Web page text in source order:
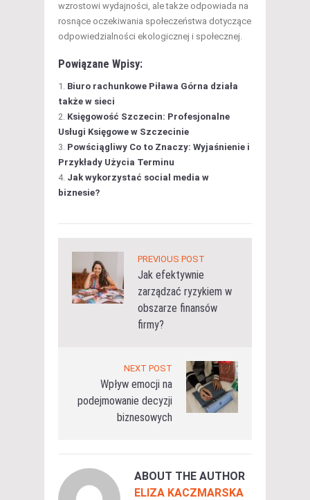
wzrostowi wydajności, ale także odpowiada na
rosnące oczekiwania społeczeństwa dotyczące
odpowiedzialności ekologicznej i społecznej.
Powiązane Wpisy:
Biuro rachunkowe Piława Górna działa
także w sieci
Księgowość Szczecin: Profesjonalne
Usługi Księgowe w Szczecinie
Powściągliwy Co to Znaczy: Wyjaśnienie i
Przykłady Użycia Terminu
Jak wykorzystać social media w
biznesie?
PREVIOUS POST
Jak efektywnie
zarządzać ryzykiem w
obszarze finansów
firmy?
NEXT POST
Wpływ emocji na
podejmowanie decyzji
biznesowych
ABOUT THE AUTHOR
ELIZA KACZMARSKA